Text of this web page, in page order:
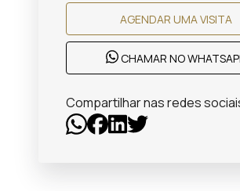
AGENDAR UMA VISITA
CHAMAR NO
Compartilhar nas redes